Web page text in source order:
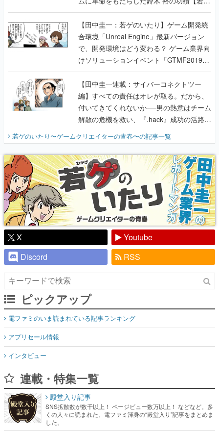
のいたり】
【田中圭一：若ゲのいたり】ゲーム開発統
合環境「Unreal Engine」最新バージョン
で、開発環境はどう変わる？ ゲーム業界向
けソリューションイベント「GTMF2019」
に行って、より理解を深めよう【PR】
【田中圭一連載：サイバーコネクトツー
編】すべての責任はオレが取る。だから、
付いてきてくれないか──男の熱意はチーム
解散の危機を救い、『.hack』成功の活路を
開く。業界の快男児・松山 洋に流れる血は
『少年ジャンプ』色だった【若ゲのいた
り】
若ゲのいたり〜ゲームクリエイターの青春〜の記事一覧
X
Youtube
Discord
RSS
ピックアップ
電ファミのいま読まれている記事ランキング
アプリセール情報
インタビュー
連載・特集一覧
殿堂入り記事
SNS拡散数が数千以上！ ページビュー数万以上！ などなど。多
くの人々に読まれた、電ファミ渾身の“殿堂入り”記事をまとめま
した。